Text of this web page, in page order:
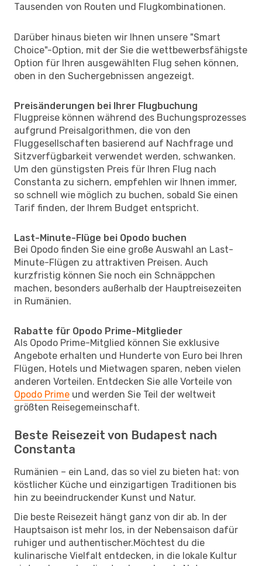
Tausenden von Routen und Flugkombinationen.
Darüber hinaus bieten wir Ihnen unsere "Smart
Choice"-Option, mit der Sie die wettbewerbsfähigste
Option für Ihren ausgewählten Flug sehen können,
oben in den Suchergebnissen angezeigt.
Preisänderungen bei Ihrer Flugbuchung
Flugpreise können während des Buchungsprozesses
aufgrund Preisalgorithmen, die von den
Fluggesellschaften basierend auf Nachfrage und
Sitzverfügbarkeit verwendet werden, schwanken.
Um den günstigsten Preis für Ihren Flug nach
Constanta zu sichern, empfehlen wir Ihnen immer,
so schnell wie möglich zu buchen, sobald Sie einen
Tarif finden, der Ihrem Budget entspricht.
Last-Minute-Flüge bei Opodo buchen
Bei Opodo finden Sie eine große Auswahl an Last-
Minute-Flügen zu attraktiven Preisen. Auch
kurzfristig können Sie noch ein Schnäppchen
machen, besonders außerhalb der Hauptreisezeiten
in Rumänien.
Rabatte für Opodo Prime-Mitglieder
Als Opodo Prime-Mitglied können Sie exklusive
Angebote erhalten und Hunderte von Euro bei Ihren
Flügen, Hotels und Mietwagen sparen, neben vielen
anderen Vorteilen. Entdecken Sie alle Vorteile von
Opodo Prime und werden Sie Teil der weltweit
größten Reisegemeinschaft.
Beste Reisezeit von Budapest nach
Constanta
Rumänien – ein Land, das so viel zu bieten hat: von
köstlicher Küche und einzigartigen Traditionen bis
hin zu beeindruckender Kunst und Natur.
Die beste Reisezeit hängt ganz von dir ab. In der
Hauptsaison ist mehr los, in der Nebensaison dafür
ruhiger und authentischer.Möchtest du die
kulinarische Vielfalt entdecken, in die lokale Kultur